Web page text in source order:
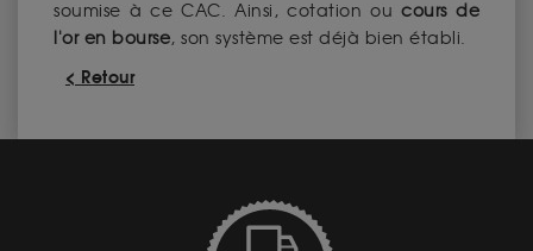
soumise à ce CAC. Ainsi, cotation oucours de
l'or en bourse, son système est déjà bien établi.
< Retour